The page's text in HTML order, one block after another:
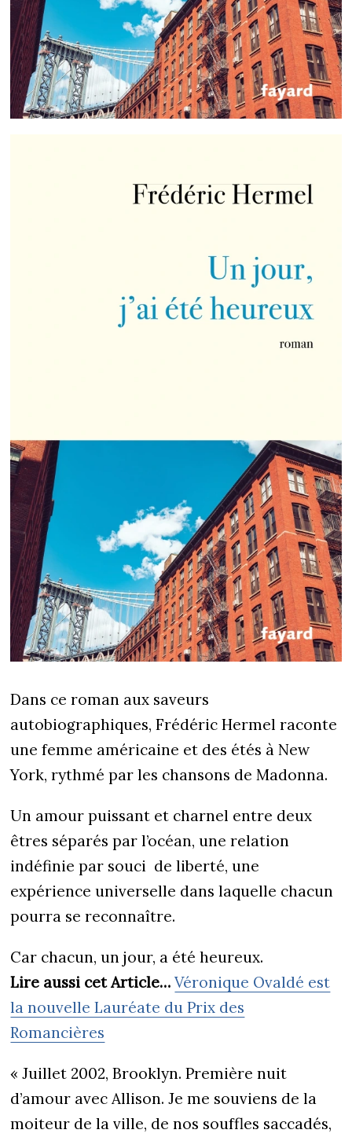
Dans ce roman aux saveurs
autobiographiques, Frédéric Hermel raconte
une femme américaine et des étés à New
York, rythmé par les chansons de Madonna.
Un amour puissant et charnel entre deux
êtres séparés par l’océan, une relation
indéfinie par souci de liberté, une
expérience universelle dans laquelle chacun
pourra se reconnaître.
Car chacun, un jour, a été heureux.
Lire aussi cet Article… Véronique Ovaldé est
la nouvelle Lauréate du Prix des
Romancières
« Juillet 2002, Brooklyn. Première nuit
d’amour avec Allison. Je me souviens de la
moiteur de la ville, de nos souffles saccadés,